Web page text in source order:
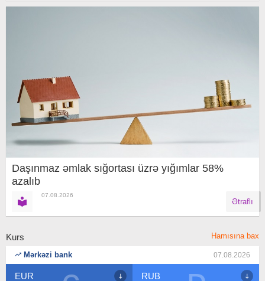
Daşınmaz əmlak sığortası üzrə yığımlar 58%
azalıb
07.08.2026
Ətraflı
Kurs Hamısına bax
Mərkəzi bank 07.08.2026
EUR RUB